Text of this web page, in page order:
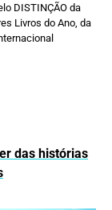
DISTINÇÃO da
Livros do Ano, da
das histórias